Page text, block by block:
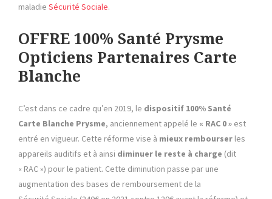
maladie Sécurité Sociale.
OFFRE 100% Santé Prysme
Opticiens Partenaires Carte
Blanche
C’est dans ce cadre qu’en 2019, le dispositif 100% Santé
Carte Blanche Prysme, anciennement appelé le « RAC 0 » est
entré en vigueur. Cette réforme vise à mieux rembourser les
appareils auditifs et à ainsi diminuer le reste à charge (dit
« RAC ») pour le patient. Cette diminution passe par une
augmentation des bases de remboursement de la